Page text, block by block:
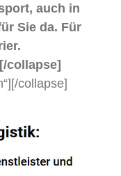
auch in
Sie da. Für
collapse]
[/collapse]